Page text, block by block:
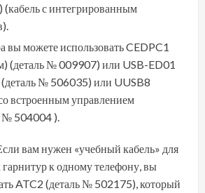
с интегрированным
вы можете использовать CEDPC1
(деталь № 009907) или USB-ED01
(деталь № 506035) или UUSB8
встроенным управлением
№ 504004 ).
вам нужен «учебный кабель» для
к одному телефону, вы
ATC2 (деталь № 502175), который